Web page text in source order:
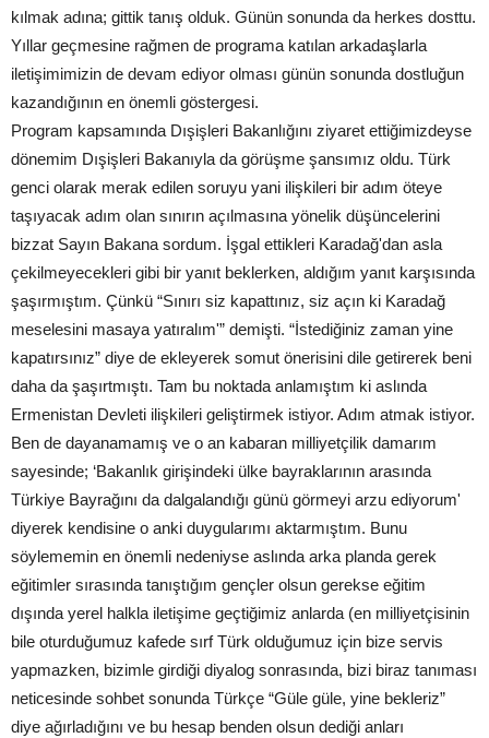
kılmak adına; gittik tanış olduk. Günün sonunda da herkes dosttu.
Yıllar geçmesine rağmen de programa katılan arkadaşlarla
iletişimimizin de devam ediyor olması günün sonunda dostluğun
kazandığının en önemli göstergesi.
Program kapsamında Dışişleri Bakanlığını ziyaret ettiğimizdeyse
dönemim Dışişleri Bakanıyla da görüşme şansımız oldu. Türk
genci olarak merak edilen soruyu yani ilişkileri bir adım öteye
taşıyacak adım olan sınırın açılmasına yönelik düşüncelerini
bizzat Sayın Bakana sordum. İşgal ettikleri Karadağ'dan asla
çekilmeyecekleri gibi bir yanıt beklerken, aldığım yanıt karşısında
şaşırmıştım. Çünkü “Sınırı siz kapattınız, siz açın ki Karadağ
meselesini masaya yatıralım'” demişti. “İstediğiniz zaman yine
kapatırsınız” diye de ekleyerek somut önerisini dile getirerek beni
daha da şaşırtmıştı. Tam bu noktada anlamıştım ki aslında
Ermenistan Devleti ilişkileri geliştirmek istiyor. Adım atmak istiyor.
Ben de dayanamamış ve o an kabaran milliyetçilik damarım
sayesinde; ‘Bakanlık girişindeki ülke bayraklarının arasında
Türkiye Bayrağını da dalgalandığı günü görmeyi arzu ediyorum'
diyerek kendisine o anki duygularımı aktarmıştım. Bunu
söylememin en önemli nedeniyse aslında arka planda gerek
eğitimler sırasında tanıştığım gençler olsun gerekse eğitim
dışında yerel halkla iletişime geçtiğimiz anlarda (en milliyetçisinin
bile oturduğumuz kafede sırf Türk olduğumuz için bize servis
yapmazken, bizimle girdiği diyalog sonrasında, bizi biraz tanıması
neticesinde sohbet sonunda Türkçe “Güle güle, yine bekleriz”
diye ağırladığını ve bu hesap benden olsun dediği anları